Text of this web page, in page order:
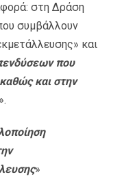
στη Δράση
συμβάλλουν
και
που
και στην
»